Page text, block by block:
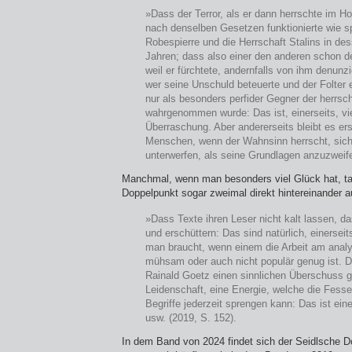
»Dass der Terror, als er dann herrschte im
nach denselben Gesetzen funktionierte wie
Robespierre und die Herrschaft Stalins in
Jahren; dass also einer den anderen schon
weil er fürchtete, andernfalls von ihm
wer seine Unschuld beteuerte und der Folter
nur als besonders perfider Gegner der
wahrgenommen wurde: Das ist, einerseits,
Überraschung. Aber andererseits bleibt es
Menschen, wenn der Wahnsinn herrscht,
unterwerfen, als seine Grundlagen
Manchmal, wenn man besonders viel Glück hat,
Doppelpunkt sogar zweimal direkt hintereinander
»Dass Texte ihren Leser nicht kalt lassen,
und erschüttern: Das sind natürlich,
man braucht, wenn einem die Arbeit am
mühsam oder auch nicht populär genug ist.
Rainald Goetz einen sinnlichen Überschuss
Leidenschaft, eine Energie, welche die
Begriffe jederzeit sprengen kann: Das ist
usw. (2019, S. 152).
In dem Band von 2024 findet sich der Seidlsche